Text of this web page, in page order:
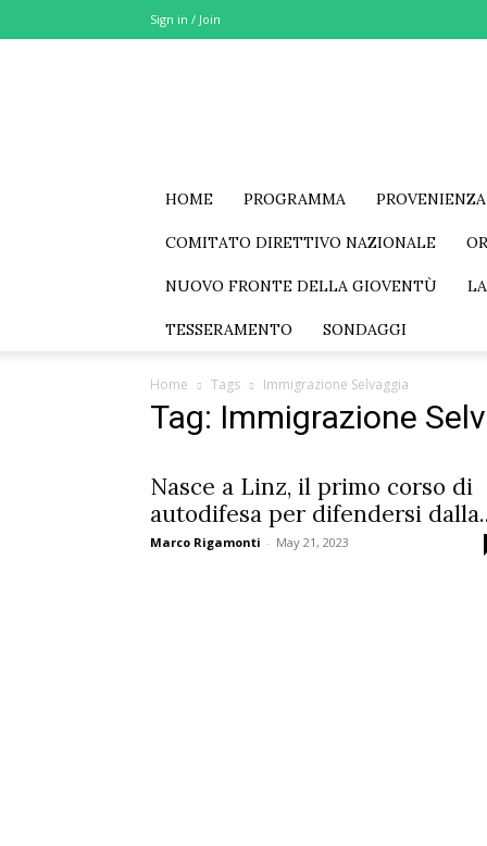
Sign in / Join
HOME PROGRAMMA
COMITATO DIRETTIVO NAZIONALE
NUOVO FRONTE DELLA GIOVENTÙ
TESSERAMENTO SONDAGGI
Home Tags Immigrazione Selvaggia
Tag: Immigrazione
Nasce a Linz, il primo corso di
autodifesa per difendersi
Marco Rigamonti - May 21, 2023